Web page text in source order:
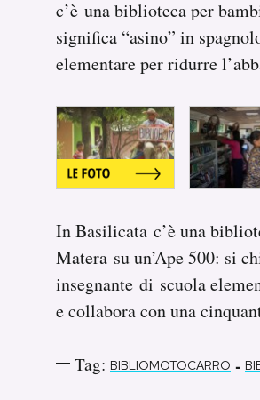
c’è una biblioteca per
significa “asino” in
elementare per ridurre
In Basilicata c’è una
Matera su un’Ape 500: si
insegnante di scuola
e collabora con una
Tag: BIBLIOMOTOCARRO -